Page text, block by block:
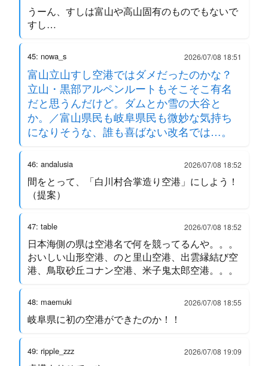
うーん、すしは富山や高山固有のものでもないで
すし…
45: nowa_s 2026/07/08 18:51
富山立山すし空港ではダメだったのかな？
立山・黒部アルペンルートもそこそこ有名
だと思うんだけど。ダムとか雪の大谷と
か。／富山県民も岐阜県民も微妙な気持ち
になりそうな、誰も喜ばない改名では…。
46: andalusia 2026/07/08 18:52
間をとって、「白川村合掌造り空港」にしよう！
（提案）
47: table 2026/07/08 18:52
日本海側の県は空港名で何を競ってるんや。。。
おいしい山形空港、のと里山空港、出雲縁結び空
港、鳥取砂丘コナン空港、米子鬼太郎空港。。。
48: maemuki 2026/07/08 18:55
岐阜県に初の空港ができたのか！！
49: ripple_zzz 2026/07/08 19:09